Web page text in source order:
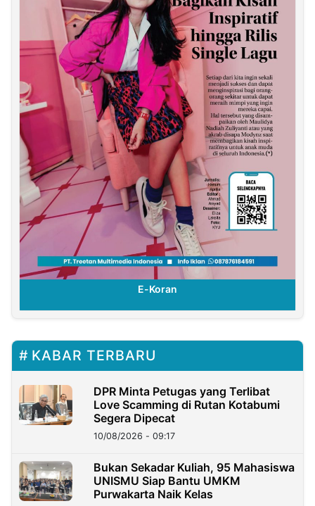
E-Koran
KABAR TERBARU
DPR Minta Petugas yang Terlibat
Love Scamming di Rutan Kotabumi
Segera Dipecat
10/08/2026 - 09:17
Bukan Sekadar Kuliah, 95 Mahasiswa
UNISMU Siap Bantu UMKM
Purwakarta Naik Kelas